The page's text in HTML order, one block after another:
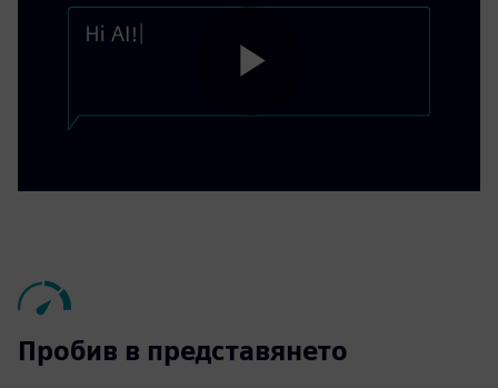
Play
Пробив в представянето